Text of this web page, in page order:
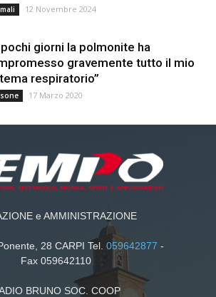
12 Novembre 2024
pochi giorni la polmonite ha
gravemente tutto il mio
respiratorio”
17 Marzo 2020
e AMMINISTRAZIONE
28 CARPI Tel.059642877 -
Fax 059642110
BRUNO SOC. COOP